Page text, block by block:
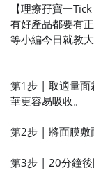
【理療孖寶一Tick
有好產品都要有
等小編今日就教
第1步 | 取適量面
華更容易吸收。
第2步 | 將面膜敷
第3步 | 20分鐘後